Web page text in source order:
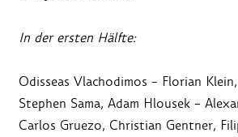
In der ersten Hälfte:
Odisseas Vlachodimos – Florian
Stephen Sama, Adam Hlousek –
Carlos Gruezo, Christian Gentner,